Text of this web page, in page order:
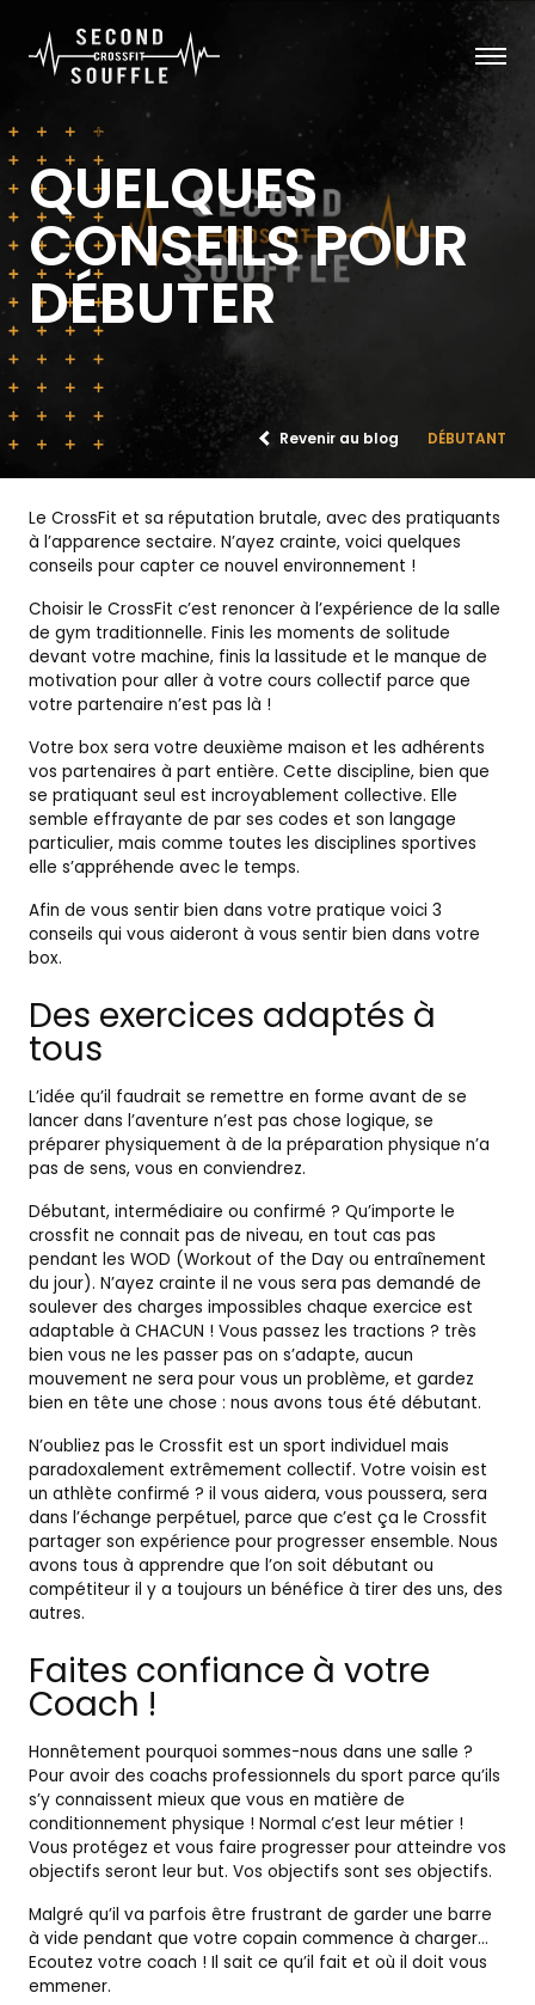
QUELQUES
CONSEILS POUR
DÉBUTER
Revenir au blog DÉBUTANT
Le CrossFit et sa réputation brutale, avec des pratiquants
à l’apparence sectaire. N’ayez crainte, voici quelques
conseils pour capter ce nouvel environnement !
Choisir le CrossFit c’est renoncer à l’expérience de la salle
de gym traditionnelle. Finis les moments de solitude
devant votre machine, finis la lassitude et le manque de
motivation pour aller à votre cours collectif parce que
votre partenaire n’est pas là !
Votre box sera votre deuxième maison et les adhérents
vos partenaires à part entière. Cette discipline, bien que
se pratiquant seul est incroyablement collective. Elle
semble effrayante de par ses codes et son langage
particulier, mais comme toutes les disciplines sportives
elle s’appréhende avec le temps.
Afin de vous sentir bien dans votre pratique voici 3
conseils qui vous aideront à vous sentir bien dans votre
box.
Des exercices adaptés à
tous
L’idée qu’il faudrait se remettre en forme avant de se
lancer dans l’aventure n’est pas chose logique, se
préparer physiquement à de la préparation physique n’a
pas de sens, vous en conviendrez.
Débutant, intermédiaire ou confirmé ? Qu’importe le
crossfit ne connait pas de niveau, en tout cas pas
pendant les WOD (Workout of the Day ou entraînement
du jour). N’ayez crainte il ne vous sera pas demandé de
soulever des charges impossibles chaque exercice est
adaptable à CHACUN ! Vous passez les tractions ? très
bien vous ne les passer pas on s’adapte, aucun
mouvement ne sera pour vous un problème, et gardez
bien en tête une chose : nous avons tous été débutant.
N’oubliez pas le Crossfit est un sport individuel mais
paradoxalement extrêmement collectif. Votre voisin est
un athlète confirmé ? il vous aidera, vous poussera, sera
dans l’échange perpétuel, parce que c’est ça le Crossfit
partager son expérience pour progresser ensemble. Nous
avons tous à apprendre que l’on soit débutant ou
compétiteur il y a toujours un bénéfice à tirer des uns, des
autres.
Faites confiance à votre
Coach !
Honnêtement pourquoi sommes-nous dans une salle ?
Pour avoir des coachs professionnels du sport parce qu’ils
s’y connaissent mieux que vous en matière de
conditionnement physique ! Normal c’est leur métier !
Vous protégez et vous faire progresser pour atteindre vos
objectifs seront leur but. Vos objectifs sont ses objectifs.
Malgré qu’il va parfois être frustrant de garder une barre
à vide pendant que votre copain commence à charger…
Ecoutez votre coach ! Il sait ce qu’il fait et où il doit vous
emmener.